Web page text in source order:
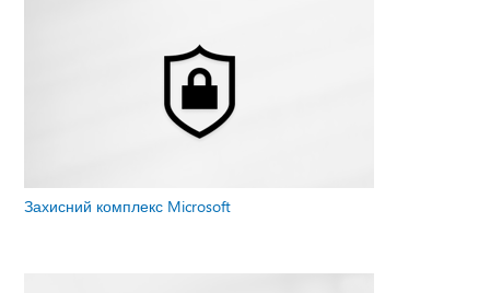
Захисний комплекс Microsoft